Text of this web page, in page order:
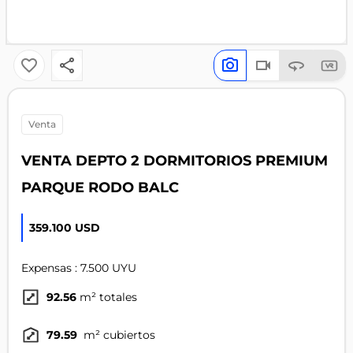
venta
VENTA DEPTO 2 DORMITORIOS PREMIUM
PARQUE RODO BALC
359.100 USD
Expensas : 7.500 UYU
92.56 m² totales
79.59 m² cubiertos